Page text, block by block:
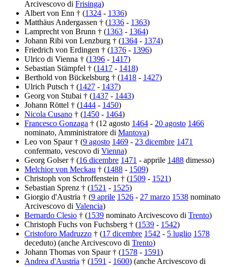
Arcivescovo di Frisinga)
Albert von Enn † (1324 - 1336)
Matthäus Andergassen † (1336 - 1363)
Lamprecht von Brunn † (1363 - 1364)
Johann Ribi von Lenzburg † (1364 - 1374)
Friedrich von Erdingen † (1376 - 1396)
Ulrico di Vienna † (1396 - 1417)
Sebastian Stämpfel † (1417 - 1418)
Berthold von Bückelsburg † (1418 - 1427)
Ulrich Putsch † (1427 - 1437)
Georg von Stubai † (1437 - 1443)
Johann Röttel † (1444 - 1450)
Nicola Cusano † (1450 - 1464)
Francesco Gonzaga † (12 agosto 1464 - 20 agosto 1466
nominato, Amministratore di Mantova)
Leo von Spaur † (9 agosto 1469 - 23 dicembre 1471
confermato, vescovo di Vienna)
Georg Golser † (16 dicembre 1471 - apprile 1488 dimesso)
Melchior von Meckau † (1488 - 1509)
Christoph von Schroffenstein † (1509 - 1521)
Sebastian Sprenz † (1521 - 1525)
Giorgio d'Austria † (9 aprile 1526 - 27 marzo 1538 nominato
Arcivescovo di Valencia)
Bernardo Clesio † (1539 nominato Arcivescovo di Trento)
Christoph Fuchs von Fuchsberg † (1539 - 1542)
Cristoforo Madruzzo † (17 dicembre 1542 - 5 luglio 1578
deceduto) (anche Arcivescovo di Trento)
Johann Thomas von Spaur † (1578 - 1591)
Andrea d'Austria † (1591 - 1600) (anche Arcivescovo di